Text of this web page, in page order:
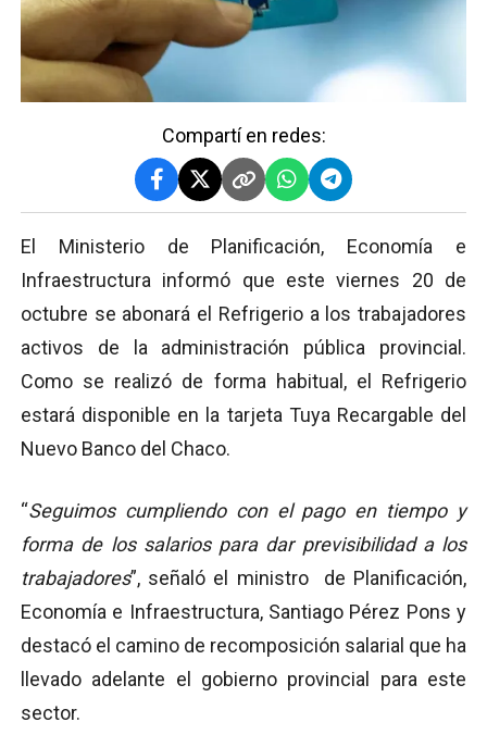
Compartí en redes:
El Ministerio de Planificación, Economía e
Infraestructura informó que este viernes 20 de
octubre se abonará el Refrigerio a los trabajadores
activos de la administración pública provincial.
Como se realizó de forma habitual, el Refrigerio
estará disponible en la tarjeta Tuya Recargable del
Nuevo Banco del Chaco.
“Seguimos cumpliendo con el pago en tiempo y
forma de los salarios para dar previsibilidad a los
trabajadores”, señaló el ministro de Planificación,
Economía e Infraestructura, Santiago Pérez Pons y
destacó el camino de recomposición salarial que ha
llevado adelante el gobierno provincial para este
sector.